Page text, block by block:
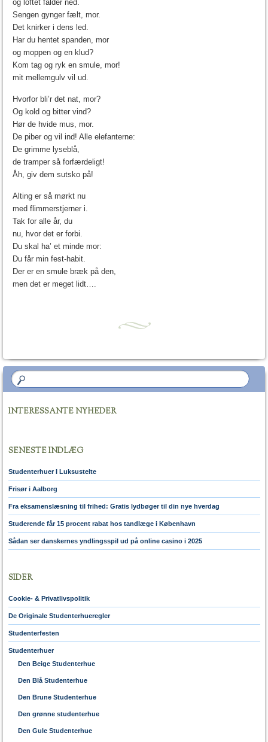
og loftet falder ned.
Sengen gynger fælt, mor.
Det knirker i dens led.
Har du hentet spanden, mor
og moppen og en klud?
Kom tag og ryk en smule, mor!
mit mellemgulv vil ud.
Hvorfor bli’r det nat, mor?
Og kold og bitter vind?
Hør de hvide mus, mor.
De piber og vil ind! Alle elefanterne:
De grimme lyseblå,
de tramper så forfærdeligt!
Åh, giv dem sutsko på!
Alting er så mørkt nu
med flimmerstjerner i.
Tak for alle år, du
nu, hvor det er forbi.
Du skal ha’ et minde mor:
Du får min fest-habit.
Der er en smule bræk på den,
men det er meget lidt….
INTERESSANTE NYHEDER
SENESTE INDLÆG
Studenterhuer I Luksustelte
Frisør i Aalborg
Fra eksamenslæsning til frihed: Gratis lydbøger til din nye hverdag
Studerende får 15 procent rabat hos tandlæge i København
Sådan ser danskernes yndlingsspil ud på online casino i 2025
SIDER
Cookie- & Privatlivspolitik
De Originale Studenterhueregler
Studenterfesten
Studenterhuer
Den Beige Studenterhue
Den Blå Studenterhue
Den Brune Studenterhue
Den grønne studenterhue
Den Gule Studenterhue